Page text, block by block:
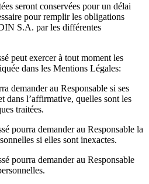
seront conservées pour un délai
pour remplir les obligations
S.A. par les différentes
peut exercer à tout moment les
dans les Mentions Légales:
demander au Responsable si ses
dans l’affirmative, quelles sont les
traitées.
pourra demander au Responsable la
si elles sont inexactes.
pourra demander au Responsable